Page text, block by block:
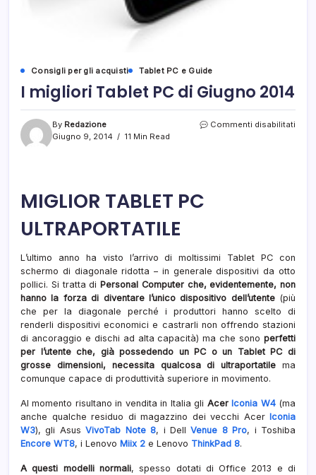
Consigli per gli acquisti Tablet PC e Guide
I migliori Tablet PC di Giugno 2014
By Redazione
Giugno 9, 2014
11 Min Read
Commenti disabilitati
MIGLIOR TABLET PC
ULTRAPORTATILE
L’ultimo anno ha visto l’arrivo di moltissimi Tablet PC con
schermo di diagonale ridotta – in generale dispositivi da otto
pollici. Si tratta di Personal Computer che, evidentemente, non
hanno la forza di diventare l’unico dispositivo dell’utente(più
che per la diagonale perché i produttori hanno scelto di
renderli dispositivi economici e castrarli non offrendo stazioni
di ancoraggio e dischi ad alta capacità) ma che sono perfetti
per l’utente che, già possedendo un PC o un Tablet PC di
grosse dimensioni, necessita qualcosa di ultraportatile ma
comunque capace di produttività superiore in movimento.
Al momento risultano in vendita in Italia gli Acer Iconia W4(ma
anche qualche residuo di magazzino dei vecchi Acer Iconia
W3), gli AsusVivoTab Note 8, i DellVenue 8 Pro, i Toshiba
Encore WT8, i Lenovo Miix 2 e Lenovo ThinkPad 8.
A questi modelli normali, spesso dotati di Office 2013 e di